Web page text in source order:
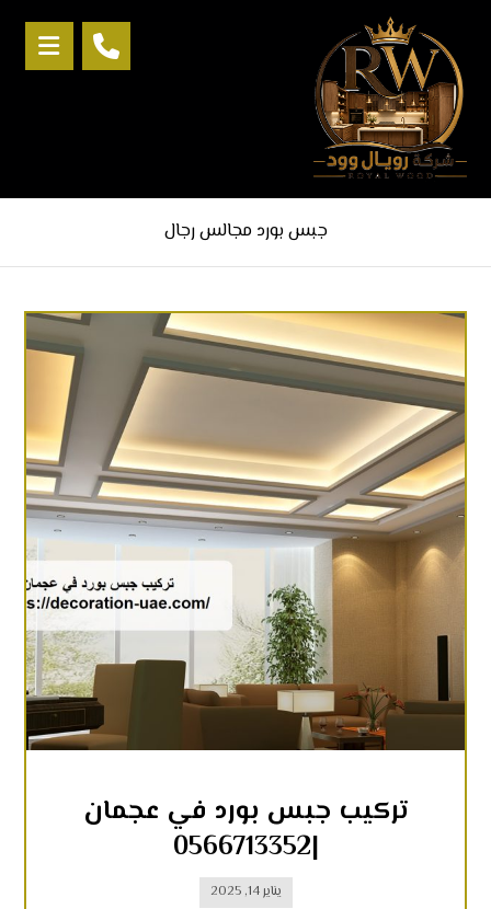
جبس بورد مجالس رجال
تركيب جبس بورد في عجمان
|0566713352
يناير 14, 2025